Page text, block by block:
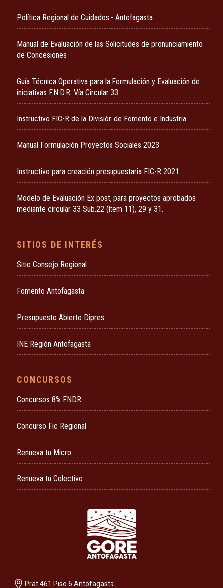
Política Regional de Cuidados - Antofagasta
Manual de Evaluación de las Solicitudes de pronunciamiento
de Concesiones
Guía Técnica Operativa para la Formulación y Evaluación de
iniciativas F.N.D.R. Vía Circular 33
Instructivo FIC-R de la División de Fomento e Industria
Manual Formulación Proyectos Sociales 2023
Instructivo para creación presupuestaria FIC-R 2021.
Modelo de Evaluación Ex post, para proyectos aprobados
mediante circular 33 Sub.22 (ítem 11), 29 y 31.
SITIOS DE INTERÉS
Sitio Consejo Regional
Fomento Antofagasta
Presupuesto Abierto Dipres
INE Región Antofagasta
CONCURSOS
Concursos 8% FNDR
Concurso Fic Regional
Renueva tu Micro
Renueva tu Colectivo
Prat 461 Piso 6 Antofagasta